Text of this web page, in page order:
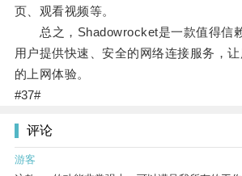
页、观看视频等。
总之，Shadowrocket是一款值得信
用户提供快速、安全的网络连接服务，
的上网体验。
#37#
评论
游客